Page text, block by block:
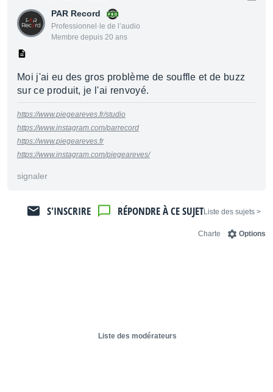
PAR Record
Professionnel·le de l’audio
Membre depuis 20 ans
Moi j'ai eu des gros problème de souffle et de buzz
sur ce produit, je l'ai renvoyé.
https://www.piegeareves.fr/studio
https://www.instagram.com/parrecord
https://www.piegeareves.fr
https://www.instagram.com/piegeareves/
signaler
< Liste des sujets
RÉPONDRE À CE SUJET
S'INSCRIRE
Options
Charte
Liste des modérateurs